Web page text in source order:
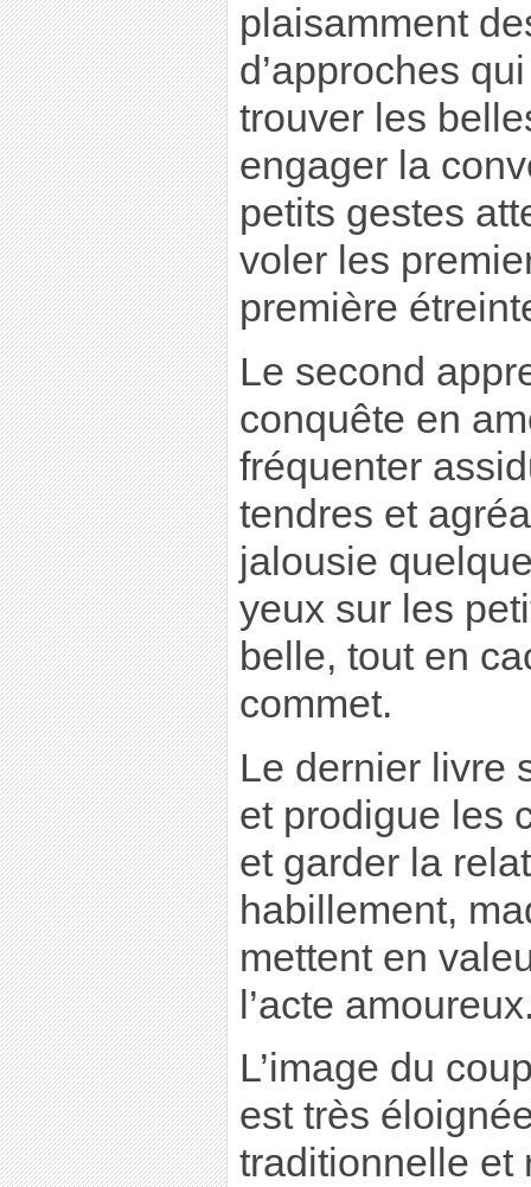
plaisamment
d’approches
trouver les
engager la
petits gestes
voler les
première
Le second
conquête en
fréquenter
tendres et
jalousie
yeux sur les
belle, tout en
commet.
Le dernier livre
et prodigue les
et garder la
habillement,
mettent en
l’acte
L’image du
est très
traditionnelle et